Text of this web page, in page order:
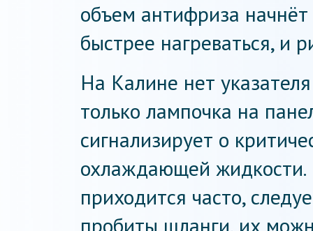
объем антифриза
быстрее нагреваться, и
На Калине нет
только лампочка на
сигнализирует о
охлаждающей жидкости.
приходится часто,
пробиты шланги, их